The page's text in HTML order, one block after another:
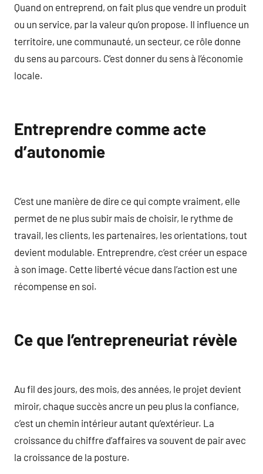
Quand on entreprend, on fait plus que vendre un produit
ou un service, par la valeur qu’on propose. Il influence un
territoire, une communauté, un secteur, ce rôle donne
du sens au parcours. C’est donner du sens à l’économie
locale.
Entreprendre comme acte
d’autonomie
C’est une manière de dire ce qui compte vraiment, elle
permet de ne plus subir mais de choisir, le rythme de
travail, les clients, les partenaires, les orientations, tout
devient modulable. Entreprendre, c’est créer un espace
à son image. Cette liberté vécue dans l’action est une
récompense en soi.
Ce que l’entrepreneuriat révèle
Au fil des jours, des mois, des années, le projet devient
miroir, chaque succès ancre un peu plus la confiance,
c’est un chemin intérieur autant qu’extérieur. La
croissance du chiffre d’affaires va souvent de pair avec
la croissance de la posture.